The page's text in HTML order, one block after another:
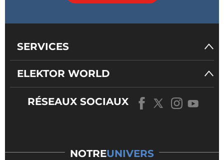
SERVICES
ELEKTOR WORLD
RÉSEAUX SOCIAUX
NOTREUNIVERS